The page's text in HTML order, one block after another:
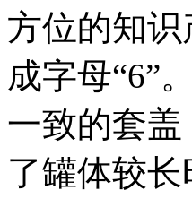
方位的知
成字母“6”
一致的套
了罐体较